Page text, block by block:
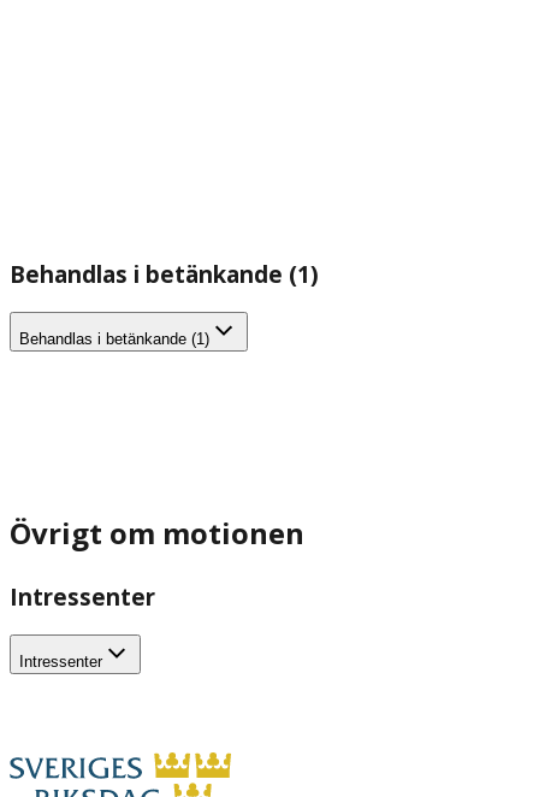
Behandlas i betänkande (1)
Behandlas i betänkande (1)
Övrigt om motionen
Intressenter
Intressenter